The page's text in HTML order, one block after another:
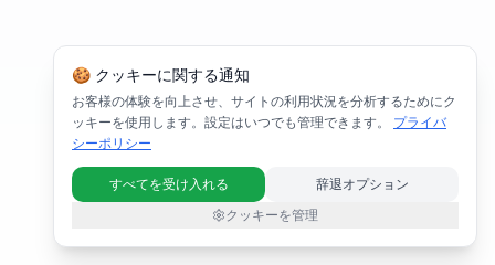
🍪 クッキーに関する通知
お客様の体験を向上させ、サイトの利用状況を分析するためにク
ッキーを使用します。設定はいつでも管理できます。
プライバ
シーポリシー
すべてを受け入れる
辞退オプション
クッキーを管理